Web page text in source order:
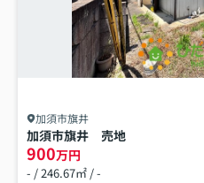
加須市旗井
加須市旗井 売地
900万円
- / 246.67㎡ / -